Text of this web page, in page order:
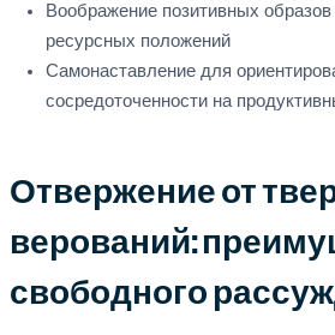
Воображение позитивных
ресурсных положений
Самонаставление для
сосредоточенности на
Отвержение от
верований:
свободного